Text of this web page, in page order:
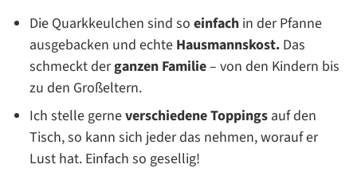
Die Quarkkeulchen sind so einfach in der Pfanne
ausgebacken und echte Hausmannskost. Das
schmeckt derganzen Familie– von den Kindern bis
zu den Großeltern.
Ich stelle gerneverschiedene Toppings auf den
Tisch, so kann sich jeder das nehmen, worauf er
Lust hat. Einfach so gesellig!